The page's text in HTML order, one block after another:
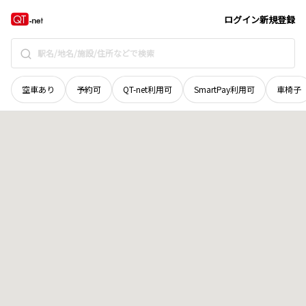
ログイン新規登録
空車あり 予約可 QT-net利用可 SmartPay利用可 車椅子
青森県